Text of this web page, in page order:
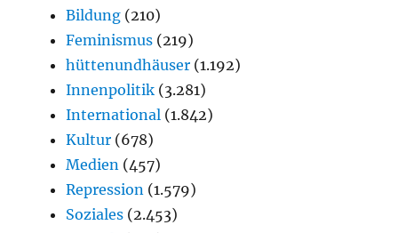
Bildung (210)
Feminismus (219)
hüttenundhäuser (1.192)
Innenpolitik (3.281)
International (1.842)
Kultur (678)
Medien (457)
Repression (1.579)
Soziales (2.453)